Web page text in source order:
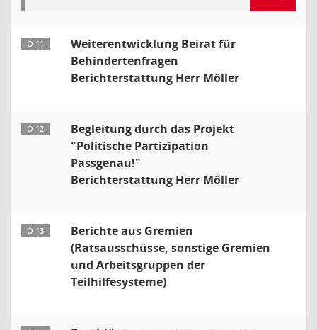
Ö 11
Weiterentwicklung Beirat für
Behindertenfragen
Berichterstattung Herr Möller
Ö 12
Begleitung durch das Projekt
"Politische Partizipation
Passgenau!"
Berichterstattung Herr Möller
Ö 13
Berichte aus Gremien
(Ratsausschüsse, sonstige Gremien
und Arbeitsgruppen der
Teilhilfesysteme)